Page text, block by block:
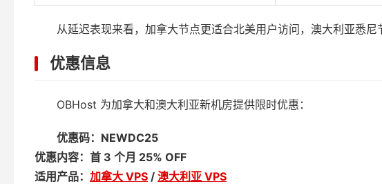
从延迟表现来看，加拿大节点更适合北美用户访问，澳大利亚悉尼
优惠信息
OBHost 为加拿大和澳大利亚新机房提供限时优惠：
优惠码：NEWDC25
优惠内容：首 3 个月 25% OFF
适用产品： 加拿大 VPS / 澳大利亚 VPS